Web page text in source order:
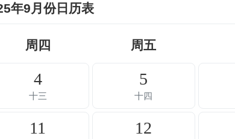
年9月份日历表
周四 周五
4
十三
5
十四
11 12